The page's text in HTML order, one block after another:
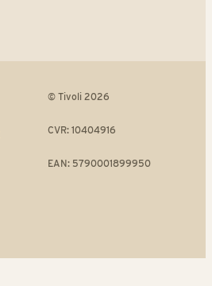
© Tivoli 2026
CVR: 10404916
EAN: 5790001899950